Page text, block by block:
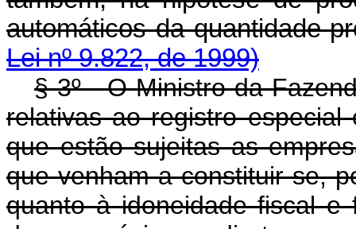
automáticos da
Lei nº 9.822, de 1999)
§ 3º - O Ministro da
relativas ao registro
que estão sujeitas as
que venham a constituir-se,
quanto à idoneidade fiscal e